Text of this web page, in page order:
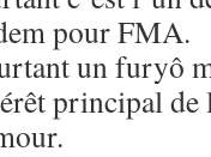
pour FMA.
un furyô
principal de